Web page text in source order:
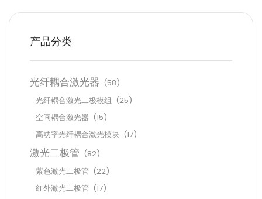
产品分类
光纤耦合激光器 (58)
光纤耦合激光二极模组 (25)
空间耦合激光器 (15)
高功率光纤耦合激光模块 (17)
激光二极管 (82)
紫色激光二极管 (22)
红外激光二极管 (17)